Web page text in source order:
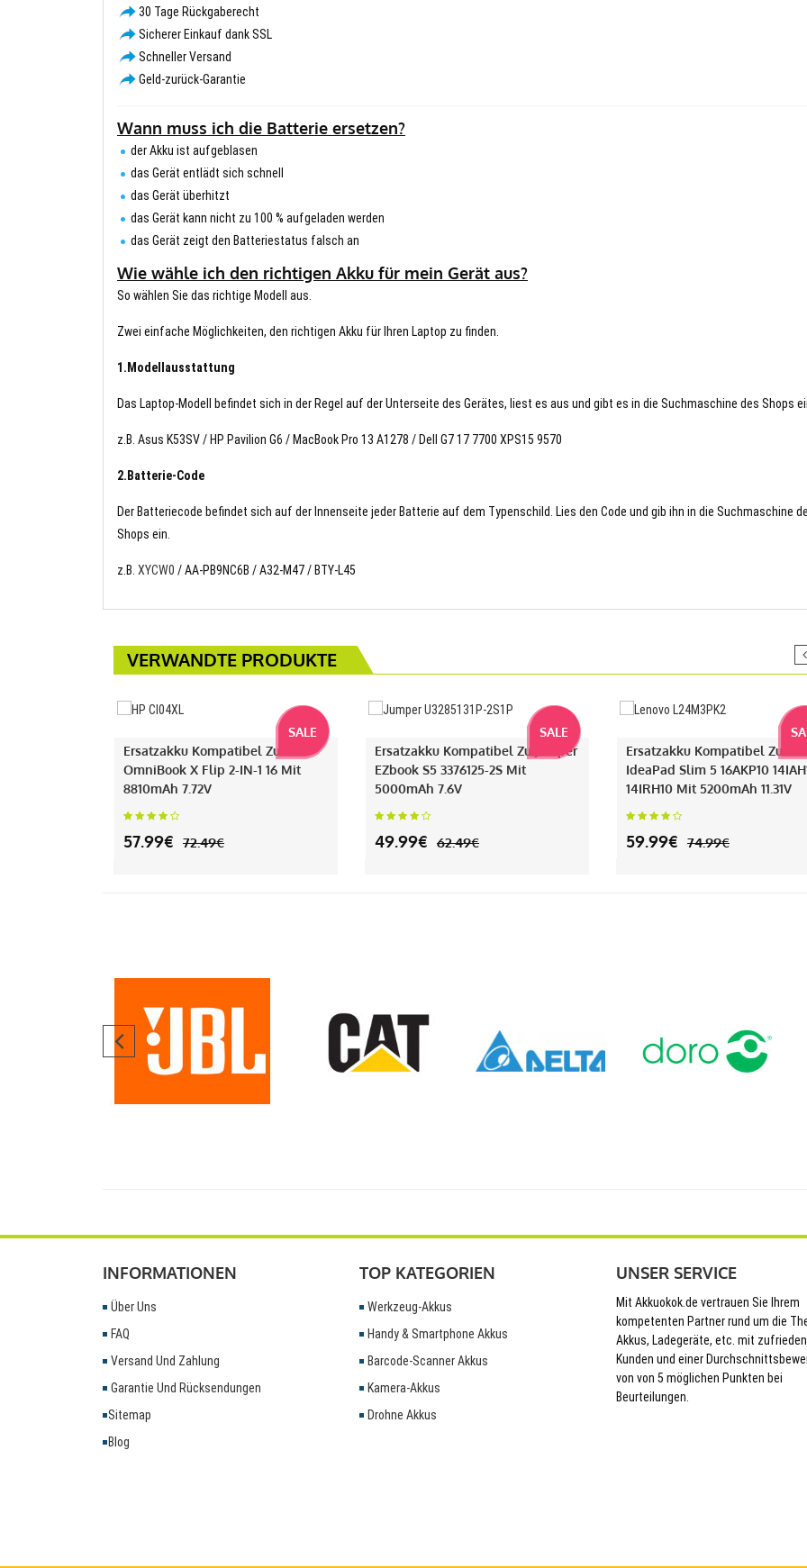
30 Tage Rückgaberecht
Sicherer Einkauf dank SSL
Schneller Versand
Geld-zurück-Garantie
Wann muss ich die Batterie ersetzen?
der Akku ist aufgeblasen
das Gerät entlädt sich schnell
das Gerät überhitzt
das Gerät kann nicht zu 100 % aufgeladen werden
das Gerät zeigt den Batteriestatus falsch an
Wie wähle ich den richtigen Akku für mein Gerät aus?
So wählen Sie das richtige Modell aus.
Zwei einfache Möglichkeiten, den richtigen Akku für Ihren Laptop zu finden.
1.Modellausstattung
Das Laptop-Modell befindet sich in der Regel auf der Unterseite des Gerätes, liest es aus und gibt es in die Suchmaschine des Shops
z.B. Asus K53SV / HP Pavilion G6 / MacBook Pro 13 A1278 / Dell G7 17 7700 XPS15 9570
2.Batterie-Code
Der Batteriecode befindet sich auf der Innenseite jeder Batterie auf dem Typenschild. Lies den Code und gib ihn in die Suchmaschine
Shops ein.
z.B. XYCW0 / AA-PB9NC6B / A32-M47 / BTY-L45
VERWANDTE PRODUKTE
SALE
Ersatzakku Kompatibel Zu HP
OmniBook X Flip 2-IN-1 16 Mit
8810mAh 7.72V
57.99€ 72.49€
SALE
Ersatzakku Kompatibel Zu Jumper
EZbook S5 3376125-2S Mit
5000mAh 7.6V
49.99€ 62.49€
Ersatzakku Kompatibel Zu
IdeaPad Slim 5 16AKP10
14IRH10 Mit 5200mAh 11.31V
59.99€ 74.99€
INFORMATIONEN
Über Uns
FAQ
Versand Und Zahlung
Garantie Und Rücksendungen
Sitemap
Blog
TOP KATEGORIEN
Werkzeug-Akkus
Handy & Smartphone Akkus
Barcode-Scanner Akkus
Kamera-Akkus
Drohne Akkus
UNSER SERVICE
Mit Akkuokok.de vertrauen Sie Ihrem
kompetenten Partner rund um die
Akkus, Ladegeräte, etc. mit
Kunden und einer
von von 5 möglichen Punkten bei
Beurteilungen.